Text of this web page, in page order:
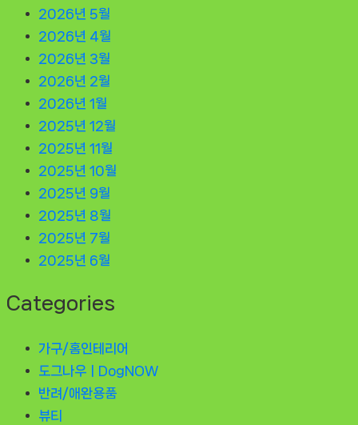
2026년 5월
2026년 4월
2026년 3월
2026년 2월
2026년 1월
2025년 12월
2025년 11월
2025년 10월
2025년 9월
2025년 8월
2025년 7월
2025년 6월
Categories
가구/홈인테리어
도그나우ㅣDogNOW
반려/애완용품
뷰티